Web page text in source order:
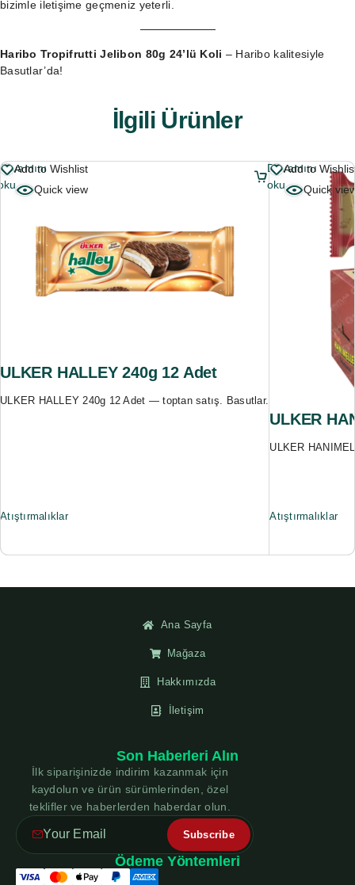
bizimle iletişime geçmeniz yeterli.
Haribo Tropifrutti Jelibon 80g 24’lü Koli – Haribo kalitesiyle
Basutlar’da!
İlgili Ürünler
Add to Wishlist
Quick view
ULKER HALLEY 240g 12 Adet
ULKER HALLEY 240g 12 Adet — toptan satış. Basutlar.
Atıştırmalıklar
Add to
Quick
ULKER
ULKER
Atıştırmalıklar
Devamını
oku
Ana Sayfa
Mağaza
Hakkımızda
İletişim
Son Haberleri Alın
İlk siparişinizde indirim kazanmak için
kaydolun ve ürün sürümlerinden, özel
teklifler ve haberlerden haberdar olun.
Ödeme Yöntemleri